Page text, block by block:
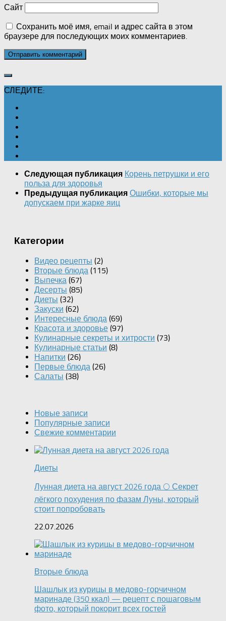
Сайт
Сохранить моё имя, email и адрес сайта в этом
браузере для последующих моих комментариев.
СЛЕДИТЕ:
Следующая публикация Корень петрушки и его
польза для здоровья
Предыдущая публикация Ошибки, которые мы
допускаем при жарке яиц
Категории
Видео рецепты (2)
Вторые блюда (115)
Выпечка (67)
Десерты (85)
Диеты (32)
Закуски (62)
Интересные блюда (69)
Красота и здоровье (97)
Кулинарные секреты и хитрости (73)
Кулинарные статьи (8)
Напитки (26)
Первые блюда (26)
Салаты (38)
Новые записи
Популярные записи
Свежие комментарии
Диеты
Лунная диета на август 2026 года 🌕 Секрет
лёгкого похудения по фазам Луны, который
стоит попробовать
22.07.2026
Вторые блюда
Шашлык из курицы в медово-горчичном
маринаде (350 ккал) — рецепт с пошаговым
фото, который покорит всех гостей